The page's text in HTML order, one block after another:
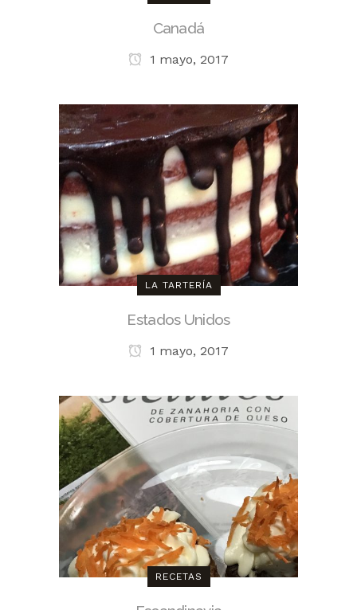
Canadá
1 mayo, 2017
LA TARTERÍA
Estados Unidos
1 mayo, 2017
RECETAS